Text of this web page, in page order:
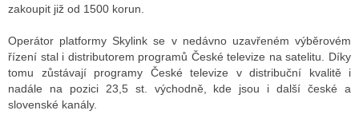
BLOGERA
zakoupit již od 1500 korun.
Operátor platformy Skylink se v nedávno uzavřeném výběrovém
řízení stal i distributorem programů České televize na satelitu. Díky
tomu zůstávají programy České televize v distribuční kvalitě i
nadále na pozici 23,5 st. východně, kde jsou i další české a
slovenské kanály.